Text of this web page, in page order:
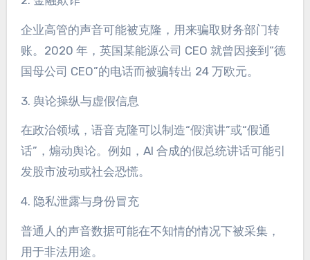
企业高管的声音可能被克隆，用来骗取财务部门转
账。2020 年，英国某能源公司 CEO 就曾因接到“德
国母公司 CEO”的电话而被骗转出 24 万欧元。
3. 舆论操纵与虚假信息
在政治领域，语音克隆可以制造“假演讲”或“假通
话”，煽动舆论。例如，AI 合成的假总统讲话可能引
发股市波动或社会恐慌。
4. 隐私泄露与身份冒充
普通人的声音数据可能在不知情的情况下被采集，
用于非法用途。